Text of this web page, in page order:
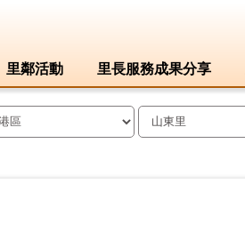
里鄰活動 里長服務成果分享